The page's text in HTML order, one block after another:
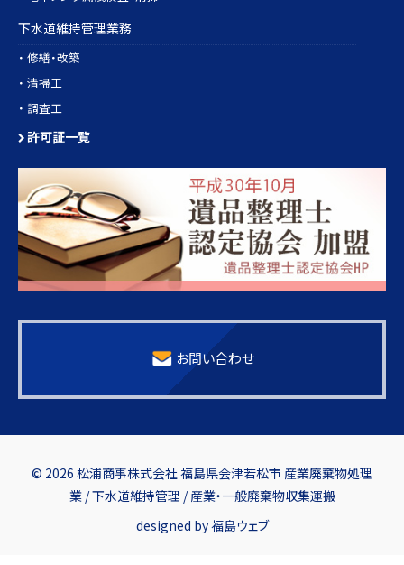
下水道維持管理業務
・ 修繕・改築
・ 清掃工
・ 調査工
許可証一覧
お問い合わせ
© 2026 松浦商事株式会社 福島県会津若松市 産業廃棄物処理
業 / 下水道維持管理 / 産業・一般廃棄物収集運搬
designed by福島ウェブ